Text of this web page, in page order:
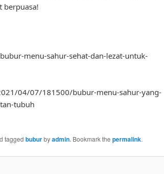
berpuasa!
menu-sahur-sehat-dan-lezat-untuk-
04/07/181500/bubur-menu-sahur-yang-
tubuh
tagged buburbyadmin. Bookmark the permalink.